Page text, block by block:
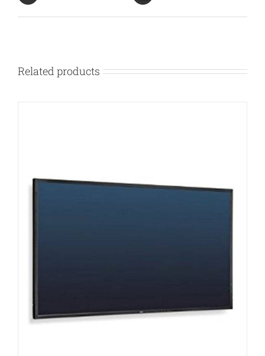
Related products